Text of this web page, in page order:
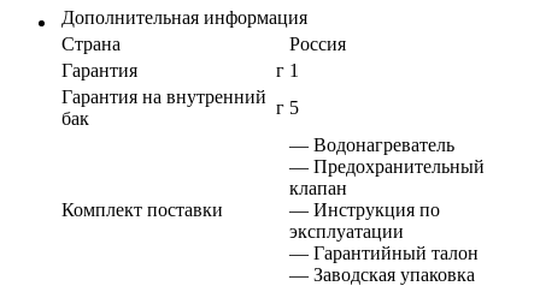
Дополнительная информация
Страна
Россия
Гарантия
г 1
Гарантия на внутренний
бак
г 5
Комплект поставки
— Водонагреватель
— Предохранительный
клапан
— Инструкция по
эксплуатации
— Гарантийный талон
— Заводская упаковка